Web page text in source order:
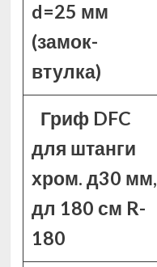
d=25 мм
(замок-
втулка)
Гриф DFC
для штанги
хром. д30 мм,
дл 180 см R-
180